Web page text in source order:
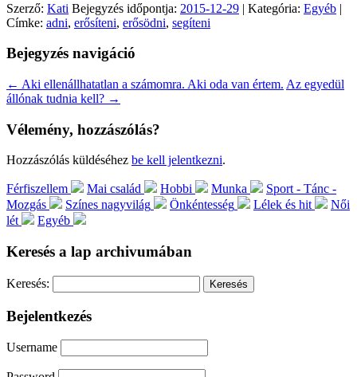
Szerző: Kati Bejegyzés időpontja: 2015-12-29 | Kategória: Egyéb |
Címke: adni, erősíteni, erősödni, segíteni
Bejegyzés navigáció
← Aki ellenállhatatlan a számomra. Aki oda van értem. Az egyedül
állónak tudnia kell? →
Vélemény, hozzászólás?
Hozzászólás küldéséhez be kell jelentkezni.
Férfiszellem Mai család Hobbi Munka
Sport - Tánc -
Mozgás
Színes nagyvilág Önkéntesség Lélek és hit
Női
lét
Egyéb
Keresés a lap archivumában
Keresés:
Bejelentkezés
Username